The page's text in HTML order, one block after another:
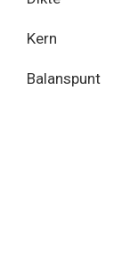
Kern
Balanspunt